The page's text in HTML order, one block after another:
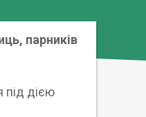
парників
під дією